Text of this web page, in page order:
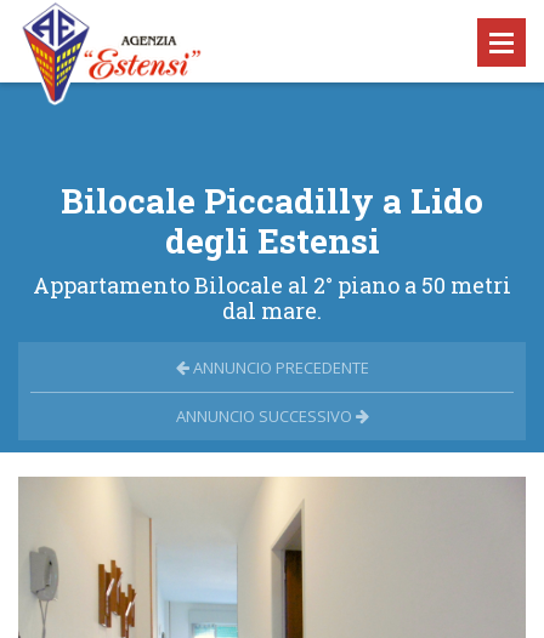
Bilocale Piccadilly a Lido
degli Estensi
Appartamento Bilocale al 2° piano a 50 metri
dal mare.
ANNUNCIO PRECEDENTE
ANNUNCIO SUCCESSIVO